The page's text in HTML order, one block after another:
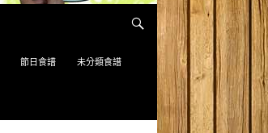
節日食譜 未分類食譜